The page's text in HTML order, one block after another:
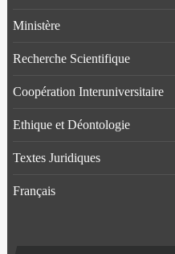
Ministère
Recherche Scientifique
Coopération Interuniversitaire
Ethique et Déontologie
Textes Juridiques
Français